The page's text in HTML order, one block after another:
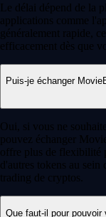
Le délai dépend de la
applications comme
généralement rapide,
efficacement dès que
Puis-je échanger
Oui, si vous ne
pouvez échanger
offre plus de flexibilité
d'autres tokens au
trading de cryptos.
Que faut-il pour pouvoir